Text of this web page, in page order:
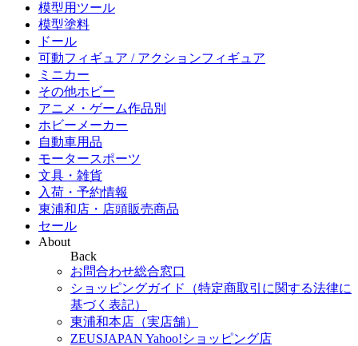
模型用ツール
模型塗料
ドール
可動フィギュア / アクションフィギュア
ミニカー
その他ホビー
アニメ・ゲーム作品別
ホビーメーカー
自動車用品
モータースポーツ
文具・雑貨
入荷・予約情報
東浦和店・店頭販売商品
セール
About
Back
お問合わせ総合窓口
ショッピングガイド（特定商取引に関する法律に
基づく表記）
東浦和本店（実店舗）
ZEUSJAPAN Yahoo!ショッピング店